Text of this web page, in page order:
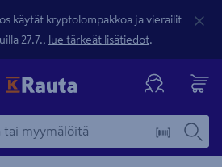
käytät kryptolompakkoa ja vierailit
27.7., lue tärkeät lisätiedot.